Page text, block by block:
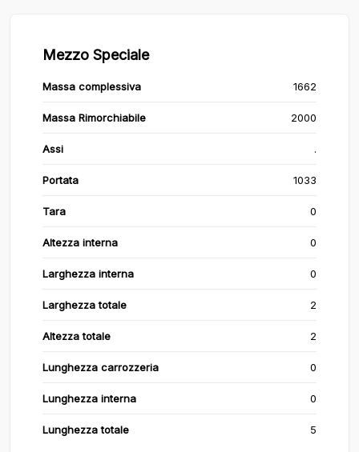
Mezzo Speciale
Massa complessiva 1662
Massa Rimorchiabile 2000
Assi .
Portata 1033
Tara 0
Altezza interna 0
Larghezza interna 0
Larghezza totale 2
Altezza totale 2
Lunghezza carrozzeria 0
Lunghezza interna 0
Lunghezza totale 5